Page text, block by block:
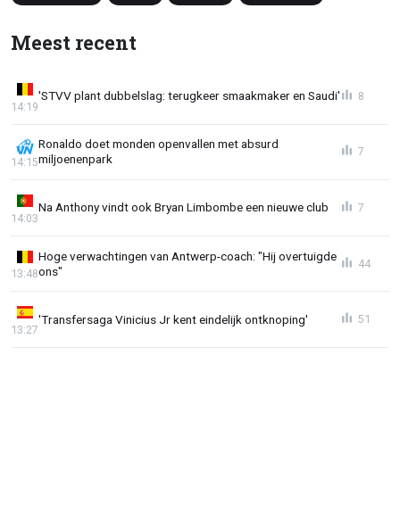
Meest recent
'STVV plant dubbelslag: terugkeer smaakmaker en Saudi'
14:19
8
Ronaldo doet monden openvallen met absurd
miljoenenpark
14:15
7
Na Anthony vindt ook Bryan Limbombe een nieuwe club
14:03
7
Hoge verwachtingen van Antwerp-coach: "Hij overtuigde
ons"
13:48
44
'Transfersaga Vinicius Jr kent eindelijk ontknoping'
13:27
51